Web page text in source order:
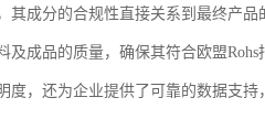
其成分的合规性直接关系到最终产品
成品的质量，确保其符合欧盟Rohs
度，还为企业提供了可靠的数据支